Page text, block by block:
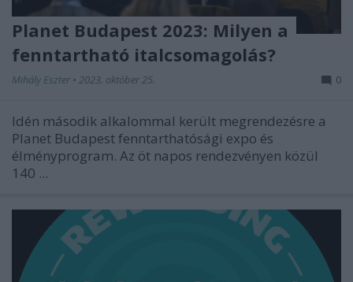
Planet Budapest 2023: Milyen a
fenntartható italcsomagolás?
Mihály Eszter • 2023. október 25. 0
Idén második alkalommal került megrendezésre a
Planet Budapest fenntarthatósági expo és
élményprogram. Az öt napos rendezvényen közül
140 ...